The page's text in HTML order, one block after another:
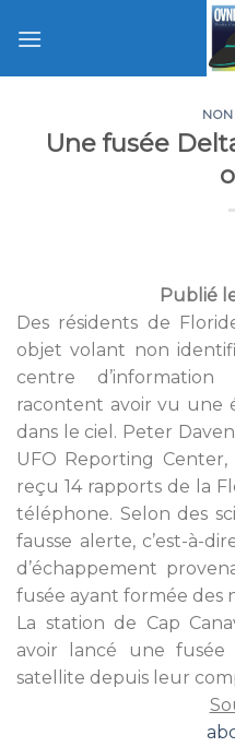
NON
Une fusée
Publié
Des résidents de
objet volant non
centre
racontent avoir vu une
dans le ciel. Peter
UFO Reporting
reçu 14 rapports de la
téléphone. Selon des
fausse alerte, c’est-à-
d’échappement
fusée ayant formée des
La station de Cap
avoir lancé une
satellite depuis leur